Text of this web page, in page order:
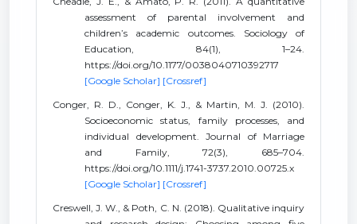
assessment of parental involvement and
children’s academic outcomes. Sociology of
Education, 84(1), 1–24.
https://doi.org/10.1177/0038040710392717
[Google Scholar] [Crossref]
Conger, R. D., Conger, K. J., & Martin, M. J. (2010).
Socioeconomic status, family processes, and
individual development. Journal of Marriage
and Family, 72(3), 685–704.
https://doi.org/10.1111/j.1741-3737.2010.00725.x
[Google Scholar] [Crossref]
Creswell, J. W., & Poth, C. N. (2018). Qualitative inquiry